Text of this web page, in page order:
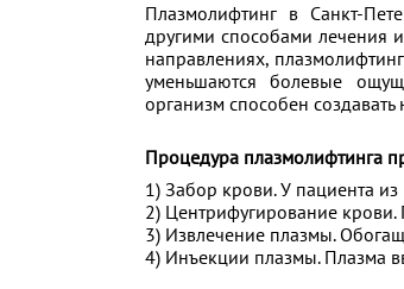
Плазмолифтинг в Санкт-
другими способами лечения
направлениях,
уменьшаются болевые
организм способен
Процедура плазмолифтинга
1) Забор крови. У пациента
2) Центрифугирование
3) Извлечение плазмы.
4) Инъекции плазмы. Плазма